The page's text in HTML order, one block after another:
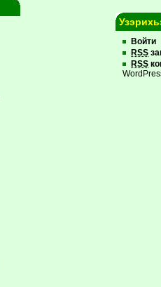
Войти
RSS
RSS